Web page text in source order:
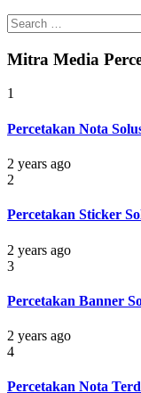
Search
for:
Mitra Media
1
Percetakan Nota
2 years ago
2
Percetakan Sticker
2 years ago
3
Percetakan Banner
2 years ago
4
Percetakan Nota